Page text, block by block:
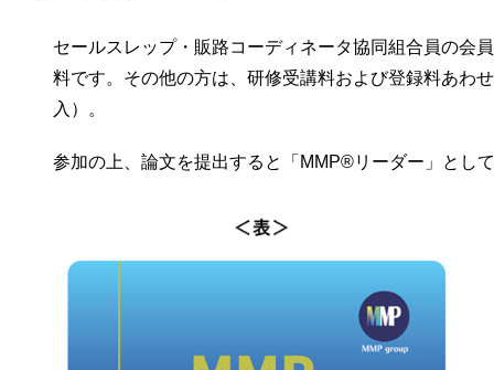
セールスレップ・販路コーディネータ協同組合員の会
料です。その他の方は、研修受講料および登録料あわ
入）。
参加の上、論文を提出すると「MMP®リーダー」とし